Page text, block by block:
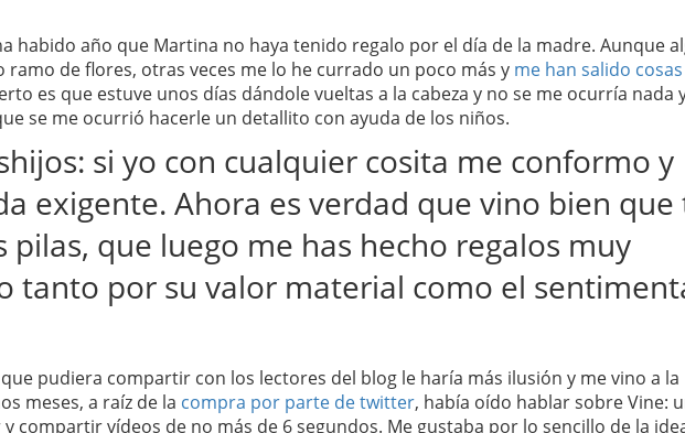
habido año que Martina no haya tenido regalo por el día de la madre. Aunque
ramo de flores, otras veces me lo he currado un poco más y me han salido cosas
es que estuve unos días dándole vueltas a la cabeza y no se me ocurría nada
se me ocurrió hacerle un detallito con ayuda de los niños.
si yo con cualquier cosita me conformo y
exigente. Ahora es verdad que vino bien que
pilas, que luego me has hecho regalos muy
tanto por su valor material como el
pudiera compartir con los lectores del blog le haría más ilusión y me vino a la
meses, a raíz de la compra por parte de twitter, había oído hablar sobre Vine:
compartir vídeos de no más de 6 segundos. Me gustaba por lo sencillo de la